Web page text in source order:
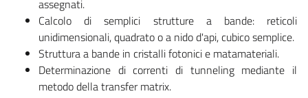
assegnati.
Calcolo di semplici strutture a bande: reticoli
unidimensionali, quadrato o a nido d'api, cubico semplice.
Struttura a bande in cristalli fotonici e matamateriali.
Determinazione di correnti di tunneling mediante il
metodo della transfer matrix.